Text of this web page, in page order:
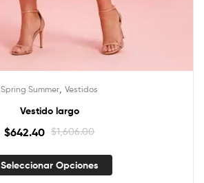
Spring Summer Vestidos
Vestido largo
$1,606.00
$642.40
Seleccionar Opciones